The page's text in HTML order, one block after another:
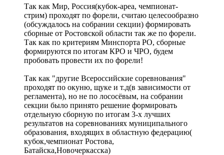
Так как Мир, Россия(кубок-ареа, чемпионат-
стрим) проходят по форели, считаю целесообразно
(обсуждалось на собрании секции) формировать
сборные от Ростовской области так же по форели.
Так как по критериям Минспорта РО, сборные
формируются по итогам КРО и ЧРО, будем
пробовать провести их по форели!
Так как "другие Всероссийские соревнования"
проходят по окуню, щуке и т.д(в зависимости от
регламента), но не по лососёвым, на собрании
секции было принято решение формировать
отдельную сборную по итогам 3-х лучших
результатов на соревнованиях муниципального
образования, входящих в областную федерацию(
кубок,чемпионат Ростова,
Батайска,Новочеркасска)